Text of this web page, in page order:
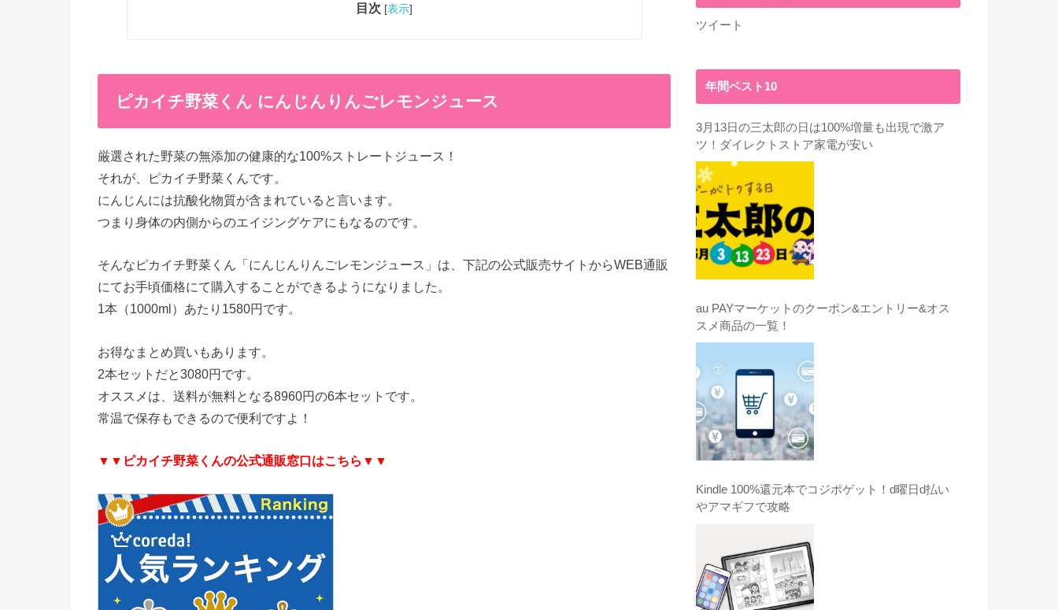
目次 [表示]
ピカイチ野菜くん にんじんりんごレモンジュース
厳選された野菜の無添加の健康的な100%ストレートジュース！
それが、ピカイチ野菜くんです。
にんじんには抗酸化物質が含まれていると言います。
つまり身体の内側からのエイジングケアにもなるのです。
そんなピカイチ野菜くん「にんじんりんごレモンジュース」は、下記の公式販売サイトからWEB通販
にてお手頃価格にて購入することができるようになりました。
1本（1000ml）あたり1580円です。
お得なまとめ買いもあります。
2本セットだと3080円です。
オススメは、送料が無料となる8960円の6本セットです。
常温で保存もできるので便利ですよ！
▼▼ピカイチ野菜くんの公式通販窓口はこちら▼▼
ツイート
年間ベスト10
3月13日の三太郎の日は100%増量も出現で激ア
ツ！ダイレクトストア家電が安い
au PAYマーケットのクーポン&エントリー&オス
スメ商品の一覧！
Kindle 100%還元本でコジポゲット！d曜日d払い
やアマギフで攻略